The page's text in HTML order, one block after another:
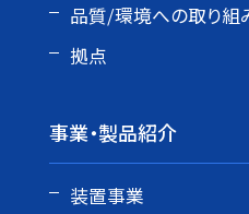
品質/環境への取り組
拠点
事業・製品紹介
装置事業